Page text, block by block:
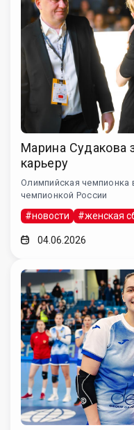
Марина Судакова
карьеру
Олимпийская чемпионка
чемпионкой России
#новости #женская
04.06.2026